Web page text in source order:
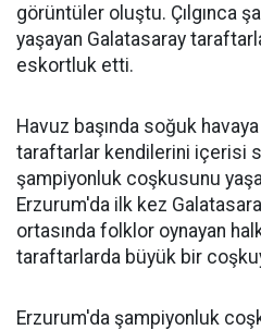
görüntüler oluştu. Çılgınca
yaşayan Galatasaray
eskortluk etti.
Havuz başında soğuk
taraftarlar kendilerini içerisi
şampiyonluk coşkusunu
Erzurum'da ilk kez
ortasında folklor oynayan
taraftarlarda büyük bir
Erzurum'da şampiyonluk